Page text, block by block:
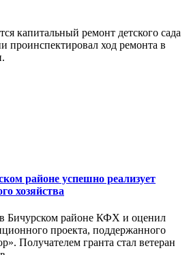
капитальный ремонт детского сада
проинспектировал ход ремонта в
районе успешно реализует
хозяйства
в Бичурском районе КФХ и оценил
проекта, поддержанного
Получателем гранта стал ветеран